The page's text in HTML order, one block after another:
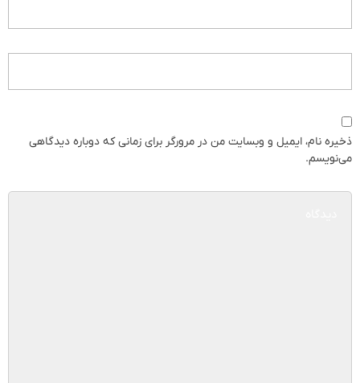
ذخیره نام، ایمیل و وبسایت من در مرورگر برای زمانی که دوباره دیدگاهی
می‌نویسم.